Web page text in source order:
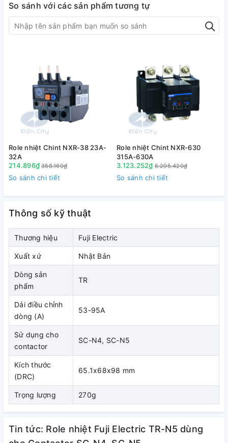
b) Phụ kiện role nhiệt
1.2. Diễn giải mã hàng
1.3. Kích thước
So sánh với các sản phẩm tương tự
Role nhiệt Chint NXR-38 23A-
32A
214.896₫ 358.160₫
So sánh chi tiết
Role nhiệt Chint NXR-630
315A-630A
3.123.252₫ 5.205.420₫
So sánh chi tiết
Thông số kỹ thuật
Thương hiệu Fuji Electric
Xuất xứ Nhật Bản
Dòng sản
phẩm
TR
Dải điều chỉnh
dòng (A)
53-95A
Sử dụng cho
contactor
SC-N4, SC-N5
Kích thước
(DRC)
65.1x68x98 mm
Trọng lượng 270g
Tin tức: Role nhiệt Fuji Electric TR-N5 dùng